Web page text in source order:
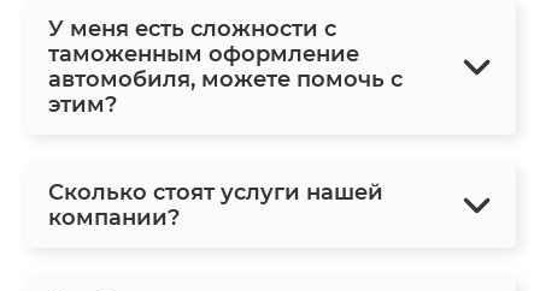
У меня есть сложности с
таможенным оформление
автомобиля, можете помочь с
этим?
Сколько стоят услуги нашей
компании?